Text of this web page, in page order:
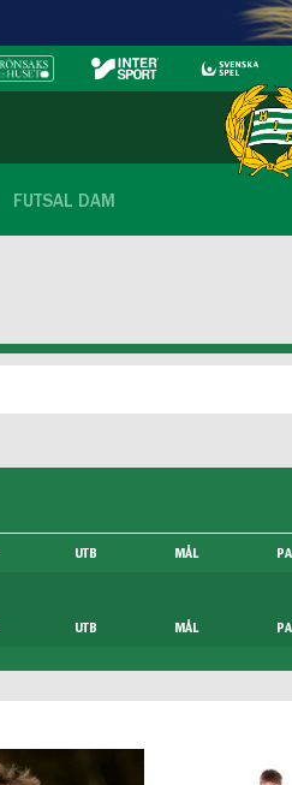
FUTSAL DAM
UTB MÅL
UTB MÅL